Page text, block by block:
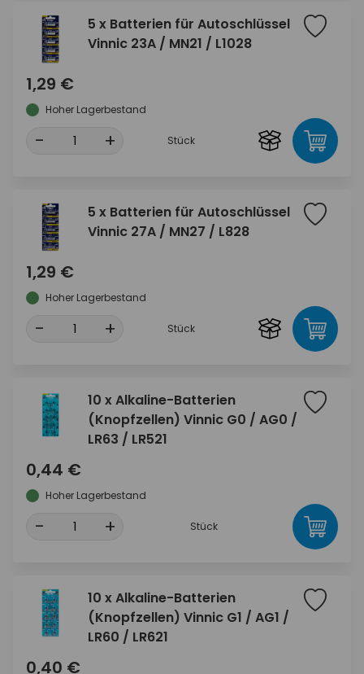
5 x Batterien für Autoschlüssel
Vinnic 23A / MN21 / L1028
1,29 €
Hoher Lagerbestand
- + Stück
5 x Batterien für Autoschlüssel
Vinnic 27A / MN27 / L828
1,29 €
Hoher Lagerbestand
- + Stück
10 x Alkaline-Batterien
(Knopfzellen) Vinnic G0 / AG0 /
LR63 / LR521
0,44 €
Hoher Lagerbestand
- + Stück
10 x Alkaline-Batterien
(Knopfzellen) Vinnic G1 / AG1 /
LR60 / LR621
0,40 €